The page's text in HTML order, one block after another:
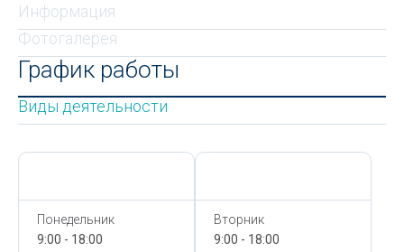
Информация
Фотогалерея
График работы
Виды деятельности
Понедельник
9:00 - 18:00
Вторник
9:00 - 18:00